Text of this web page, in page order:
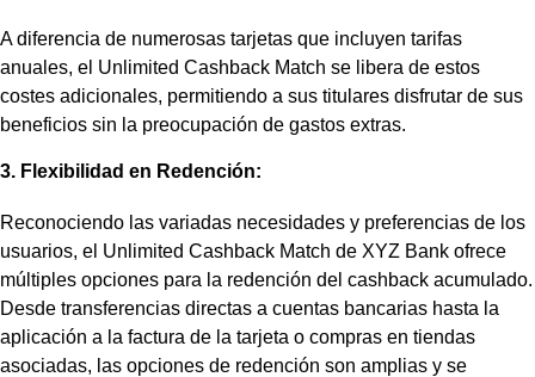
A diferencia de numerosas tarjetas que incluyen tarifas
anuales, el Unlimited Cashback Match se libera de estos
costes adicionales, permitiendo a sus titulares disfrutar de sus
beneficios sin la preocupación de gastos extras.
3. Flexibilidad en Redención:
Reconociendo las variadas necesidades y preferencias de los
usuarios, el Unlimited Cashback Match de XYZ Bank ofrece
múltiples opciones para la redención del cashback acumulado.
Desde transferencias directas a cuentas bancarias hasta la
aplicación a la factura de la tarjeta o compras en tiendas
asociadas, las opciones de redención son amplias y se